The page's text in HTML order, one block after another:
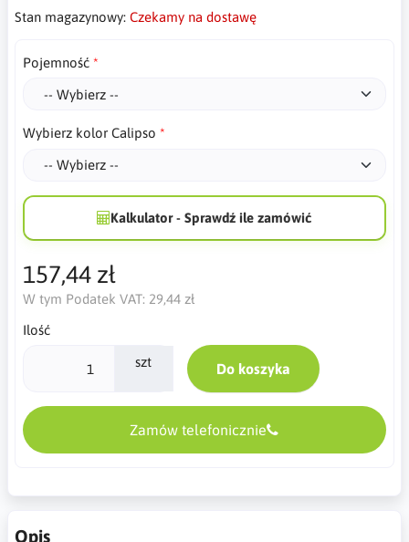
Stan magazynowy: Czekamy na dostawę
Pojemność
Wybierz kolor Calipso
Kalkulator - Sprawdź ile zamówić
157,44 zł
W tym Podatek VAT: 29,44 zł
Ilość
szt Do koszyka
Zamów telefonicznie
Opis